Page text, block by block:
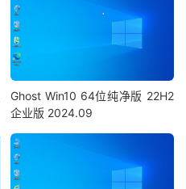
Ghost Win10 64位纯净版 22H2
企业版 2024.09